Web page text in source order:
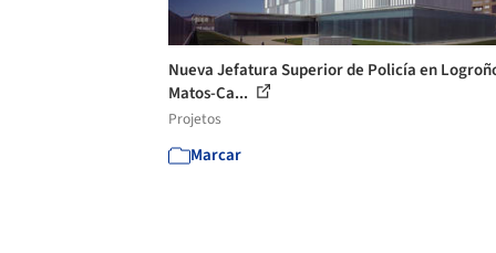
Nueva Jefatura Superior de Policía en
Matos-Ca...
Projetos
Marcar